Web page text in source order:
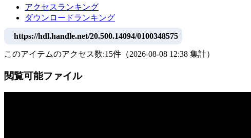
アクセスランキング
ダウンロードランキング
https://hdl.handle.net/20.500.14094/0100348575
このアイテムのアクセス数:15件 （2026-08-08 12:38 集計）
閲覧可能ファイル